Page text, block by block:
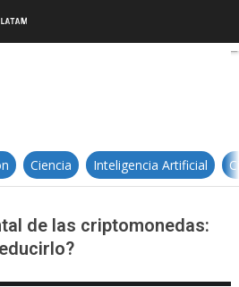
El impacto ambiental de las
Ciencia Inteligencia Artificial
de las criptomonedas: